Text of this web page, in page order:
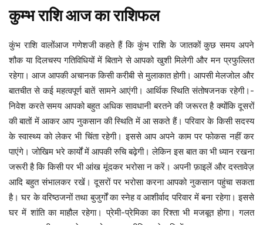
कुम्भ राशि आज का राशिफल
कुंभ राशि वालोंआज गणेशजी कहते हैं कि कुंभ राशि के जातकोंकुछ समय अपने
शौक या दिलचस्प गतिविधियों में बिताने से आपको खुशी मिलेगी और मन प्रफुल्लित
रहेगा। आज आपकी अचानक किसी करीबी से मुलाकात होगी। आपसी मेलजोल और
बातचीत से कई महत्वपूर्ण बातें सामने आएंगी। आर्थिक स्थिति संतोषजनक रहेगी।-
निवेश करते समय आपको बहुत अधिक सावधानी बरतने की जरूरत है क्योंकि दूसरों
की बातों में आकर आप नुकसान की स्थिति में आ सकते हैं। परिवार के किसी सदस्य
के स्वास्थ्य को लेकर भी चिंता रहेगी। इससे आप अपने काम पर फोकस नहीं कर
पाएंगे। जोखिम भरे कार्यों में आपकी रुचि बढ़ेगी। लेकिन इस बात का भी ध्यान रखना
जरूरी है कि किसी पर भी आंख मूंदकर भरोसा न करें। अपनी फ़ाइलें और दस्तावेज़
आदि बहुत संभालकर रखें। दूसरों पर भरोसा करना आपको नुकसान पहुंचा सकता
है। घर के वरिष्ठजनों तथा बुजुर्गों का स्नेह व आशीर्वाद परिवार में बना रहेगा। इससे
घर में शांति का माहौल रहेगा। प्रेमी-प्रेमिका का रिश्ता भी मजबूत होगा। गलत